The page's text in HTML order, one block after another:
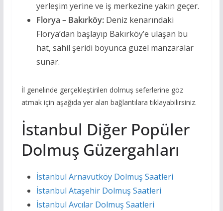
yerleşim yerine ve iş merkezine yakın geçer.
Florya – Bakırköy:Deniz kenarındaki
Florya’dan başlayıp Bakırköy’e ulaşan bu
hat, sahil şeridi boyunca güzel manzaralar
sunar.
İl genelinde gerçekleştirilen dolmuş seferlerine göz
atmak için aşağıda yer alan bağlantılara tıklayabilirsiniz.
İstanbul Diğer Popüler
Dolmuş Güzergahları
İstanbul Arnavutköy Dolmuş Saatleri
İstanbul Ataşehir Dolmuş Saatleri
İstanbul Avcılar Dolmuş Saatleri